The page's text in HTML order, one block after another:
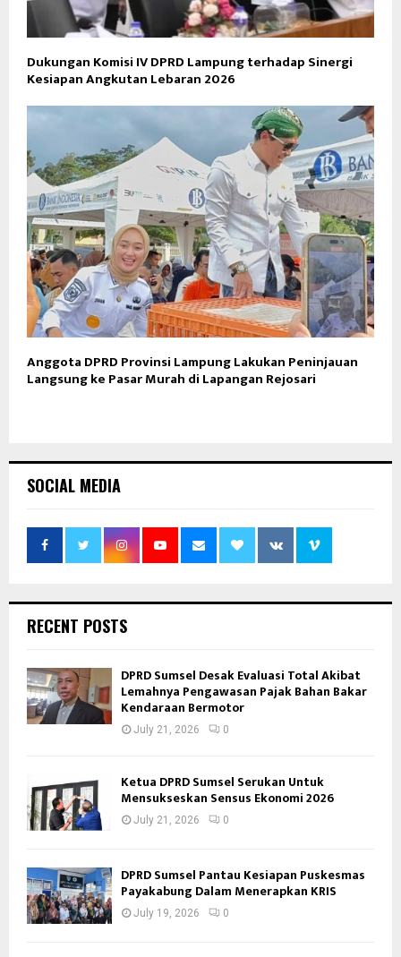
Dukungan Komisi IV DPRD Lampung terhadap Sinergi
Kesiapan Angkutan Lebaran 2026
Anggota DPRD Provinsi Lampung Lakukan Peninjauan
Langsung ke Pasar Murah di Lapangan Rejosari
SOCIAL MEDIA
RECENT POSTS
DPRD Sumsel Desak Evaluasi Total Akibat
Lemahnya Pengawasan Pajak Bahan Bakar
Kendaraan Bermotor
July 21, 2026 0
Ketua DPRD Sumsel Serukan Untuk
Mensukseskan Sensus Ekonomi 2026
July 21, 2026 0
DPRD Sumsel Pantau Kesiapan Puskesmas
Payakabung Dalam Menerapkan KRIS
July 19, 2026 0